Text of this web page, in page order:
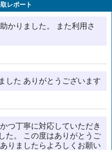
レポート
かりました。 また利用さ
した ありがとうございます
つ丁寧に対応していただき
た。 この度はありがとうご
りましたらよろしくお願い